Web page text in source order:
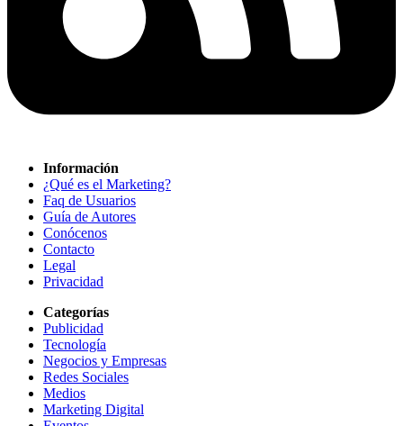
Información
¿Qué es el Marketing?
Faq de Usuarios
Guía de Autores
Conócenos
Contacto
Legal
Privacidad
Categorías
Publicidad
Tecnología
Negocios y Empresas
Redes Sociales
Medios
Marketing Digital